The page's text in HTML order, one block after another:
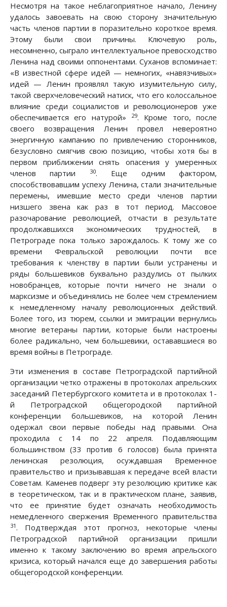
Несмотря на такое неблагоприятное начало, Ленину
удалось завоевать на свою сторону значительную
часть членов партии в поразительно короткое время.
Этому были свои причины. Ключевую роль,
несомненно, сыграло интеллектуальное превосходство
Ленина над своими оппонентами. Суханов вспоминает:
«В известной сфере идей — немногих, «навязчивых»
идей — Ленин проявлял такую изумительную силу,
такой сверхчеловеческий натиск, что его колоссальное
влияние среди социалистов и революционеров уже
обеспечивается его натурой»
29. Кроме того, после
своего возвращения Ленин провел невероятно
энергичную кампанию по привлечению сторонников,
безусловно смягчив свою позицию, чтобы хотя бы в
первом приближении снять опасения у умеренных
членов партии
30. Еще одним фактором,
способствовавшим успеху Ленина, стали значительные
перемены, имевшие место среди членов партии
низшего звена как раз в тот период. Массовое
разочарование революцией, отчасти в результате
продолжавшихся экономических трудностей, в
Петрограде пока только зарождалось. К тому же со
времени Февральской революции почти все
требования к членству в партии были устранены и
ряды большевиков буквально раздулись от пылких
новобранцев, которые почти ничего не знали о
марксизме и объединялись не более чем стремлением
к немедленному началу революционных действий.
Более того, из тюрем, ссылки и эмиграции вернулись
многие ветераны партии, которые были настроены
более радикально, чем большевики, остававшиеся во
время войны в Петрограде.
Эти изменения в составе Петроградской партийной
организации четко отражены в протоколах апрельских
заседаний Петербургского комитета и в протоколах 1-
й Петроградской общегородской партийной
конференции большевиков, на которой Ленин
одержал свои первые победы над правыми. Она
проходила с 14 по 22 апреля. Подавляющим
большинством (33 против 6 голосов) была принята
ленинская резолюция, осуждавшая Временное
правительство и призывавшая к передаче всей власти
Советам. Каменев подверг эту резолюцию критике как
в теоретическом, так и в практическом плане, заявив,
что ее принятие будет означать необходимость
немедленного свержения Временного правительства
31. Подтверждая этот прогноз, некоторые члены
Петроградской партийной организации пришли
именно к такому заключению во время апрельского
кризиса, который начался еще до завершения работы
общегородской конференции.